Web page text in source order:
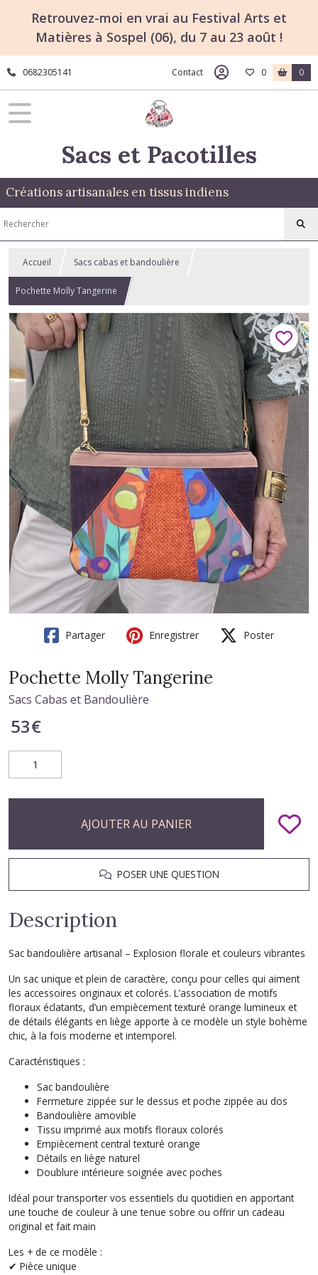
Retrouvez-moi en vrai au Festival Arts et
Matières à Sospel (06), du 7 au 23 août !
0682305141 Contact 0 0
Sacs et Pacotilles
Créations artisanales en tissus indiens
Accueil Sacs cabas et bandoulière
Pochette Molly Tangerine
Partager Enregistrer Poster
Pochette Molly Tangerine
Sacs Cabas et Bandoulière
53€
AJOUTER AU PANIER
POSER UNE QUESTION
Description
Sac bandoulière artisanal – Explosion florale et couleurs vibrantes
Un sac unique et plein de caractère, conçu pour celles qui aiment
les accessoires originaux et colorés. L’association de motifs
floraux éclatants, d’un empiècement texturé orange lumineux et
de détails élégants en liège apporte à ce modèle un style bohème
chic, à la fois moderne et intemporel.
Caractéristiques :
Sac bandoulière
Fermeture zippée sur le dessus et poche zippée au dos
Bandoulière amovible
Tissu imprimé aux motifs floraux colorés
Empiècement central texturé orange
Détails en liège naturel
Doublure intérieure soignée avec poches
Idéal pour transporter vos essentiels du quotidien en apportant
une touche de couleur à une tenue sobre ou offrir un cadeau
original et fait main
Les + de ce modèle :
✔ Pièce unique